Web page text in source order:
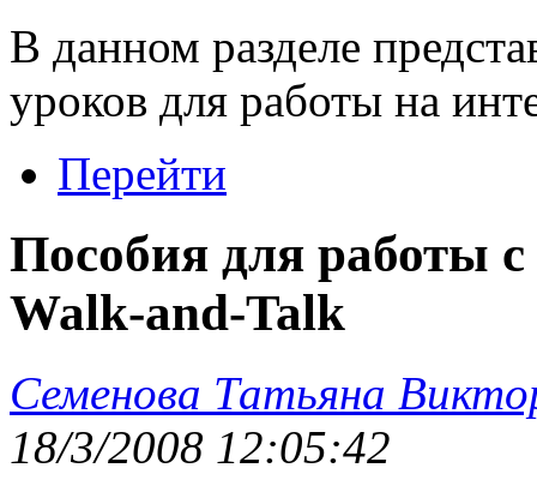
В данном разделе
уроков для работы на
Перейти
Пособия для работы
Walk-and-Talk
Семенова Татьяна
18/3/2008 12:05:42